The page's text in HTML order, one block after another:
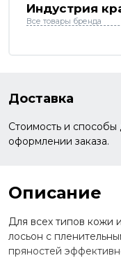
Индустрия
Все товары бренда
Доставка
Стоимость и способы
оформлении заказа.
Описание
Для всех типов кожи
лосьон с
пряностей